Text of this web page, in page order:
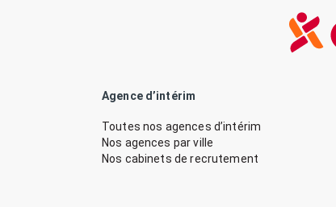
Agence d’intérim
Toutes nos agences d’intérim
Nos agences par ville
Nos cabinets de recrutement